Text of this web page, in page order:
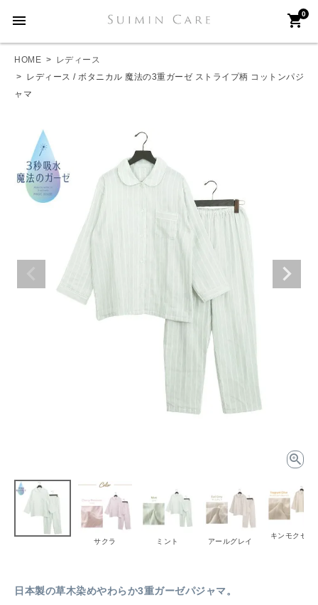
menu 0
shopping_cart
HOME
レディース
レディース / ボタニカル 魔法の3重ガーゼ ストライプ柄 コットンパジ
ャマ
サクラ ミント アールグレイ
キンモクセイ
日本製の草木染めやわらか3重ガーゼパジャマ。